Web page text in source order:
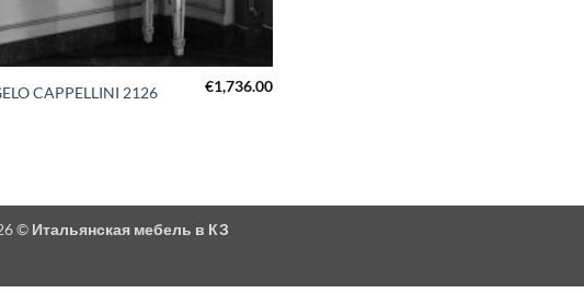
CAPPELLINI 2126 €1,736.00
© Итальянская мебель в КЗ